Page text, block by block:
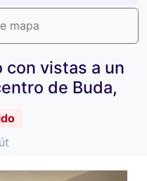
mapa
con vistas a un
de Buda,